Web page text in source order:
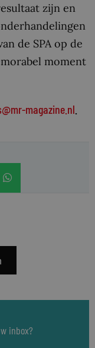
zijn en
de SPA op de
moment
magazine.nl
inbox?